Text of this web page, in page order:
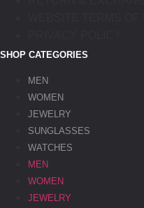
SHOP CATEGORIES
MEN
WOMEN
JEWELRY
SUNGLASSES
WATCHES
MEN
WOMEN
JEWELRY